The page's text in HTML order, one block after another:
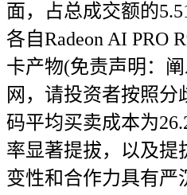
面，占总成交额的
各自Radeon AI PRO
卡产物(免责声明：
网，请投资者按照分
码平均买卖成本为
率显著提拔，以及提
变性和合作力具有严